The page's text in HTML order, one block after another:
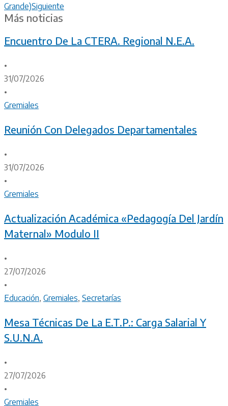
Grande)Siguiente
Más noticias
Encuentro De La CTERA. Regional N.E.A.
•
31/07/2026
•
Gremiales
Reunión Con Delegados Departamentales
•
31/07/2026
•
Gremiales
Actualización Académica «Pedagogía Del Jardín
Maternal» Modulo II
•
27/07/2026
•
Educación, Gremiales, Secretarías
Mesa Técnicas De La E.T.P.: Carga Salarial Y
S.U.N.A.
•
27/07/2026
•
Gremiales